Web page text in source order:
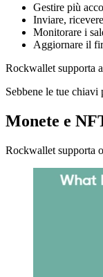
Gestire più
Inviare,
Monitorare i
Aggiornare il
Rockwallet supporta
Sebbene le tue
Monete e
Rockwallet supporta